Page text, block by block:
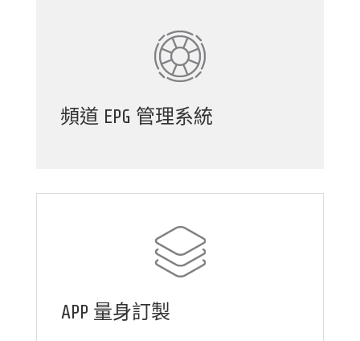
頻道 EPG 管理系統
APP 量身訂製